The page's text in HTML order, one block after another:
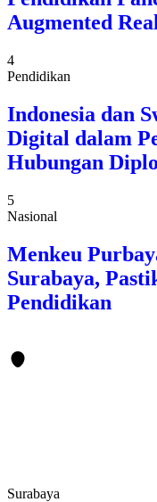
Augmented
4
Pendidikan
Indonesia dan
Digital dalam
Hubungan
5
Nasional
Menkeu
Surabaya,
Pendidikan
Surabaya